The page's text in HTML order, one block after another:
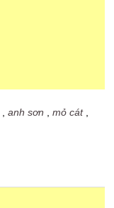
,anh sơn ,mỏ cát,